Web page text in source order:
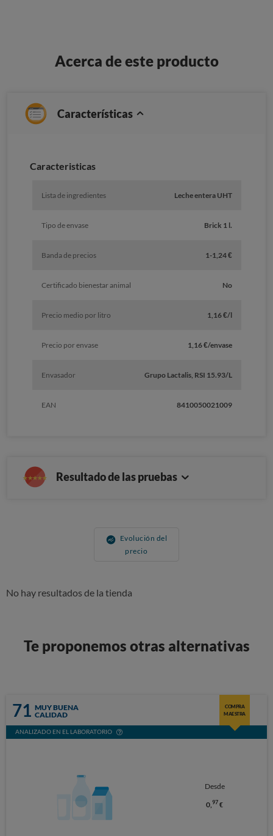
Acerca de este producto
Características
Caracteristicas
Lista de ingredientes Leche entera UHT
Tipo de envase Brick 1 l.
Banda de precios 1-1,24 €
Certificado bienestar animal No
Precio medio por litro 1,16 €/l
Precio por envase 1,16 €/envase
Envasador Grupo Lactalis, RSI 15.93/L
EAN 8410050021009
Resultado de las pruebas
Evolución del
precio
No hay resultados de la tienda
Te proponemos otras alternativas
71 MUY BUENA
CALIDAD
COMPRA
MAESTRA
ANALIZADO EN EL LABORATORIO
Desde
0,97 €